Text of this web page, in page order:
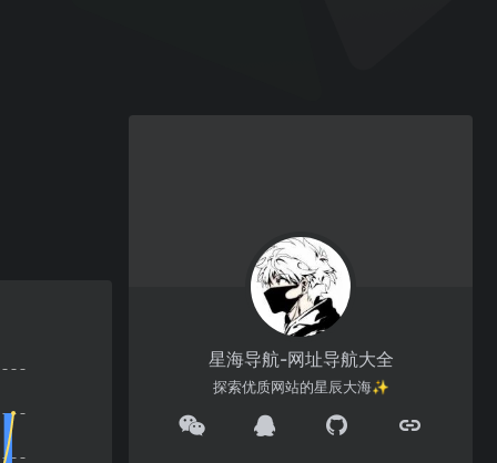
星海导航-网址导航大全
探索优质网站的星辰大海✨